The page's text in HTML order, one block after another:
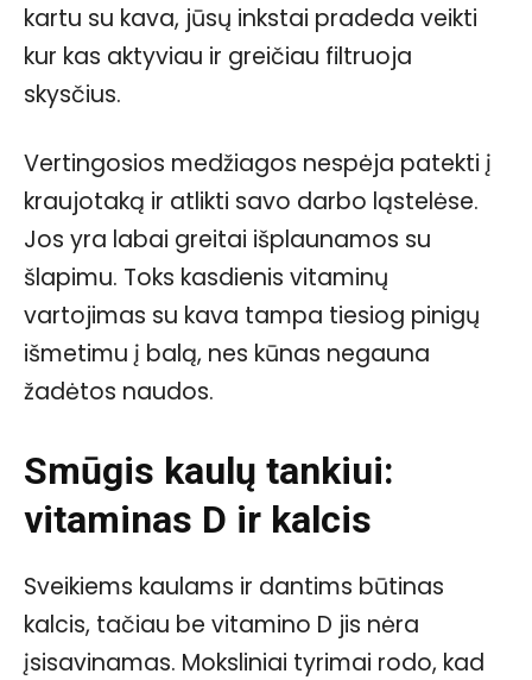
kartu su kava, jūsų inkstai pradeda veikti
kur kas aktyviau ir greičiau filtruoja
skysčius.
Vertingosios medžiagos nespėja patekti į
kraujotaką ir atlikti savo darbo ląstelėse.
Jos yra labai greitai išplaunamos su
šlapimu. Toks kasdienis vitaminų
vartojimas su kava tampa tiesiog pinigų
išmetimu į balą, nes kūnas negauna
žadėtos naudos.
Smūgis kaulų tankiui:
vitaminas D ir kalcis
Sveikiems kaulams ir dantims būtinas
kalcis, tačiau be vitamino D jis nėra
įsisavinamas. Moksliniai tyrimai rodo, kad